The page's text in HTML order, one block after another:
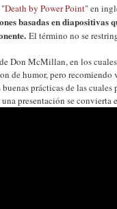
Death by Power Point" en
basadas en
El término no se
Don McMillan, en los
de humor, pero recomiendo
prácticas de las
presentación se convierta